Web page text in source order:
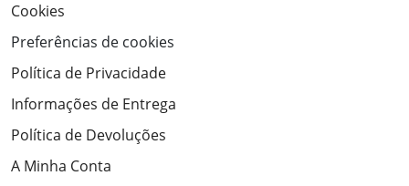
Cookies
Preferências de cookies
Política de Privacidade
Informações de Entrega
Política de Devoluções
A Minha Conta